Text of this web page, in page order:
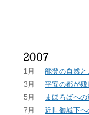
1月
能登の自然
3月
平安の都が
5月
まほろばへ
7月
近世御城下